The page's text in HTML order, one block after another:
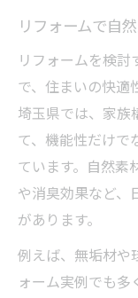
リフォームで自
リフォームを検討
で、住まいの快適
埼玉県では、家族
て、機能性だけで
ています。自然素
や消臭効果など、
があります。
例えば、無垢材や
ォーム実例でも